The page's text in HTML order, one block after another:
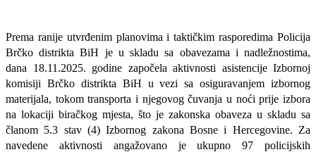
Prema ranije utvrđenim planovima i taktičkim rasporedima Policija
Brčko distrikta BiH je u skladu sa obavezama i nadležnostima,
dana ­­­­18.11.2025. godine započela aktivnosti asistencije Izbornoj
komisiji Brčko distrikta BiH u vezi sa osiguravanjem izbornog
materijala, tokom transporta i njegovog čuvanja u noći prije izbora
na lokaciji biračkog mjesta, što je zakonska obaveza u skladu sa
članom 5.3 stav (4) Izbornog zakona Bosne i Hercegovine. Za
navedene aktivnosti angažovano je ukupno 97 policijskih